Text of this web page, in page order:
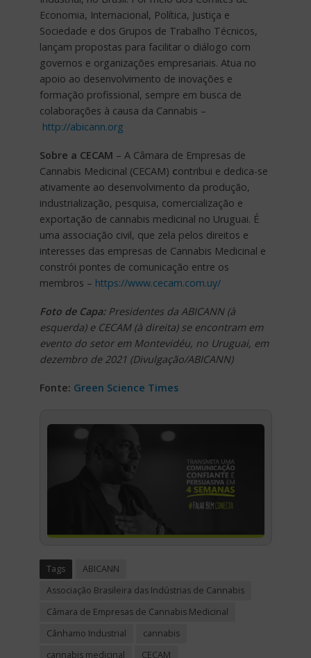
Economia, Internacional, Política, Justiça e
Sociedade e dos Grupos de Trabalho Técnicos,
lançam propostas para facilitar o diálogo com
governos e organizações empresariais. Atua no
apoio ao desenvolvimento de inovações e
formação profissional, sempre em busca de
colaborações à causa da Cannabis –
http://abicann.org
Sobre a CECAM – A Câmara de Empresas de
Cannabis Medicinal (CECAM) contribui e dedica-se
ativamente ao desenvolvimento da produção,
industrialização, pesquisa, comercialização e
exportação de cannabis medicinal no Uruguai. É
uma associação civil, que zela pelos direitos e
interesses das empresas de Cannabis Medicinal e
constrói pontes de comunicação entre os
membros – https://www.cecam.com.uy/
Foto de Capa:Presidentes da ABICANN (à
esquerda) e CECAM (à direita) se encontram em
evento do setor em Montevidéu, no Uruguai, em
dezembro de 2021 (Divulgação/ABICANN)
Fonte: Green Science Times
Tags
ABICANN
Associação Brasileira das Indústrias de Cannabis
Câmara de Empresas de Cannabis Medicinal
Cânhamo Industrial
cannabis
cannabis medicinal
CECAM